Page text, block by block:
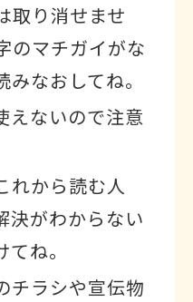
取り消せませ
のマチガイがな
なおしてね。
えないので注意
れから読む人
決がわからない
ね。
チラシや宣伝物